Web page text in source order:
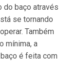
do baço através
se tornando
Também
mínima, a
é feita com